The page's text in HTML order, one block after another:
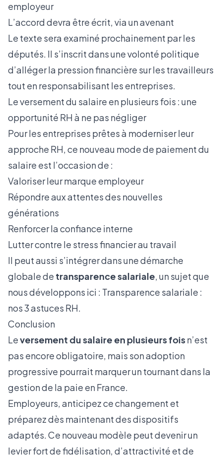
employeur
L’accord devra être écrit, via un avenant
Le texte sera examiné prochainement par les
députés. Il s’inscrit dans une volonté politique
d’alléger la pression financière sur les travailleurs
tout en responsabilisant les entreprises.
Le versement du salaire en plusieurs fois : une
opportunité RH à ne pas négliger
Pour les entreprises prêtes à moderniser leur
approche RH, ce nouveau mode de paiement du
salaire est l’occasion de :
Valoriser leur marque employeur
Répondre aux attentes des nouvelles
générations
Renforcer la confiance interne
Lutter contre le stress financier au travail
Il peut aussi s’intégrer dans une démarche
globale de transparence salariale, un sujet que
nous développons ici : Transparence salariale :
nos 3 astuces RH.
Conclusion
Leversement du salaire en plusieurs foisn’est
pas encore obligatoire, mais son adoption
progressive pourrait marquer un tournant dans la
gestion de la paie en France.
Employeurs, anticipez ce changement et
préparez dès maintenant des dispositifs
adaptés. Ce nouveau modèle peut devenir un
levier fort de fidélisation, d’attractivité et de